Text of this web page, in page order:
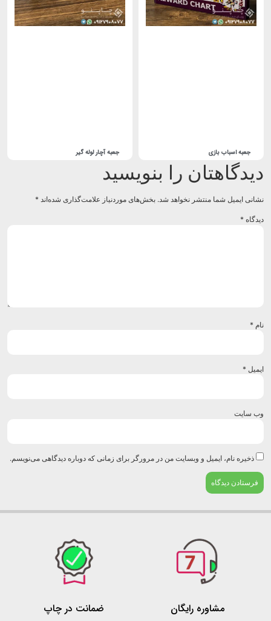
جعبه اسباب بازی جعبه آچار لوله گیر
را بنویسید
ایمیل شما منتشر نخواهد شد. بخش‌های موردنیاز علامت‌گذاری شده‌اند*
*
*
*
سایت
ذخیره نام، ایمیل و وبسایت من در مرورگر برای زمانی که دوباره دیدگاهی می‌نویسم.
مشاوره رایگان ضمانت در چاپ